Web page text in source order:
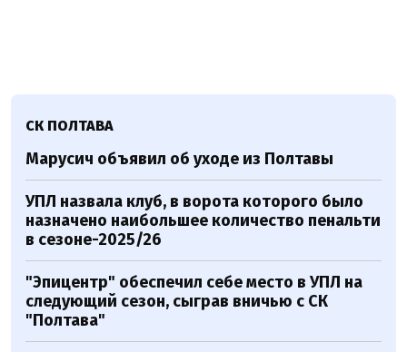
СК ПОЛТАВА
Марусич объявил об уходе из Полтавы
УПЛ назвала клуб, в ворота которого было
назначено наибольшее количество пенальти
в сезоне-2025/26
"Эпицентр" обеспечил себе место в УПЛ на
следующий сезон, сыграв вничью с СК
"Полтава"